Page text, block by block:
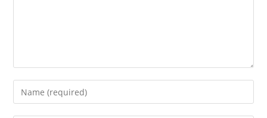
Enter
your